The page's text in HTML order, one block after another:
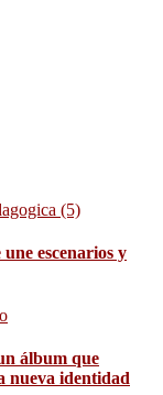
escenarios y
álbum que
nueva identidad